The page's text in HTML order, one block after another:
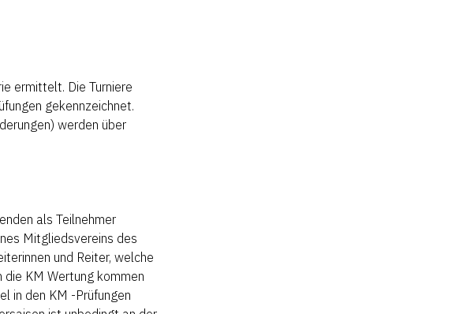
ermittelt. Die Turniere
gekennzeichnet.
werden über
als Teilnehmer
Mitgliedsvereins des
und Reiter, welche
KM Wertung kommen
in den KM -Prüfungen